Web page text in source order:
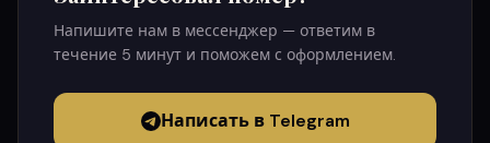
Напишите нам в мессенджер — ответим в
течение 5 минут и поможем с оформлением.
Написать в Telegram